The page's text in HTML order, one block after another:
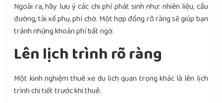
Ngoài ra, hãy lưu ý các chi phí phát sinh như: nhiên liệu, cầu
đường, tài xế phụ, phí chờ. Một hợp đồng rõ ràng sẽ giúp bạn
tránh những khoản phí bất ngờ.
Lên lịch trình rõ ràng
Một kinh nghiệm thuê xe du lịch quan trọng khác là lên lịch
trình chi tiết trước khi thuê.